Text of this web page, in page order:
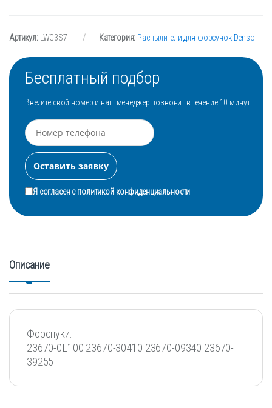
Артикул: LWG3S7 Категория: Распылители для форсунок Denso
Бесплатный подбор
Введите свой номер и наш менеджер позвонит в течение 10 минут
Я согласен сполитикой конфиденциальности
Описание
Форснуки:
23670-0L100 23670-30410 23670-09340 23670-
39255